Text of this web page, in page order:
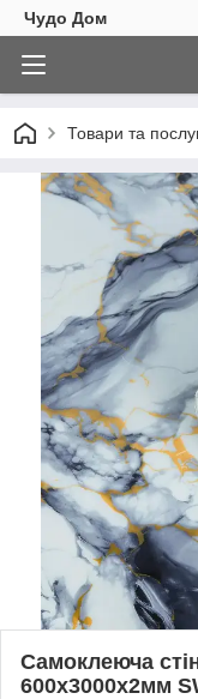
Чудо Дом
Товари та
Самоклеюча
600х3000х2мм